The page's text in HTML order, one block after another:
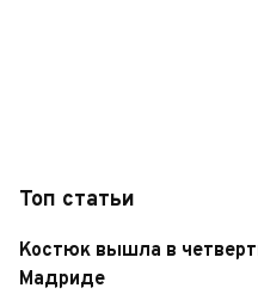
Топ статьи
Костюк вышла в
Мадриде